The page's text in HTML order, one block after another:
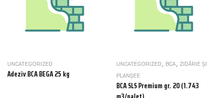
UNCATEGORIZED
Adeziv BCA BEGA 25 kg
UNCATEGORIZED , BCA, ZIDĂRIE ȘI
PLANȘEE
BCA SLS Premium gr. 20 (1.743